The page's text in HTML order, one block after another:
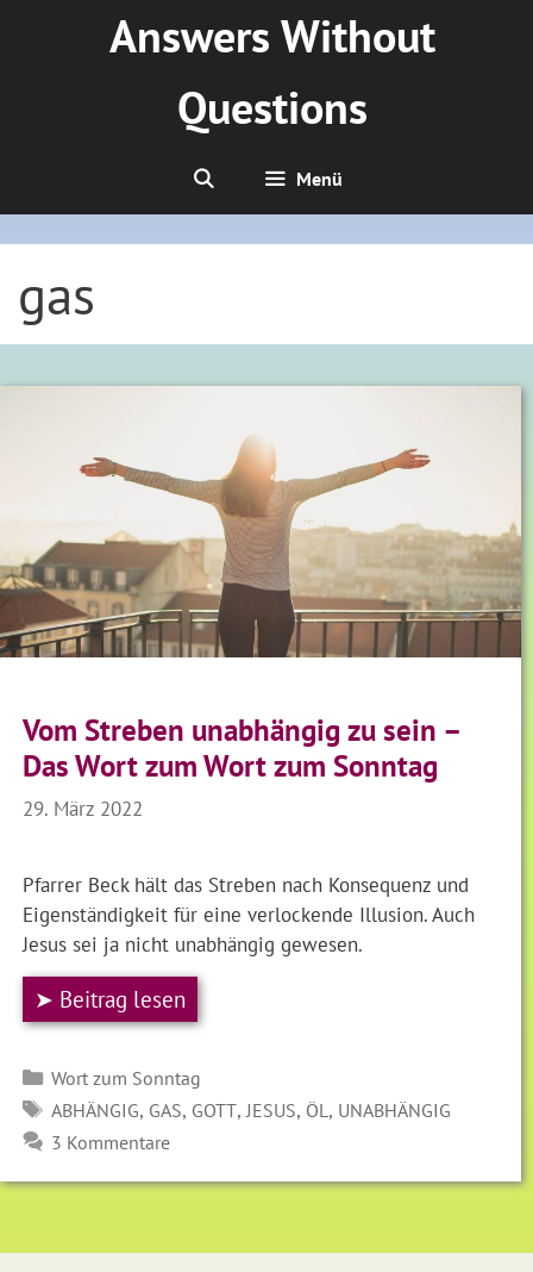
Answers Without
Questions
Menü
gas
Vom Streben unabhängig zu sein –
Das Wort zum Wort zum Sonntag
29. März 2022
Pfarrer Beck hält das Streben nach Konsequenz und
Eigenständigkeit für eine verlockende Illusion. Auch
Jesus sei ja nicht unabhängig gewesen.
➤ Beitrag lesen
Kategorien
Wort zum Sonntag
SCHLAGWÖRTER
ABHÄNGIG, GAS, GOTT,JESUS, ÖL, UNABHÄNGIG
3 Kommentare